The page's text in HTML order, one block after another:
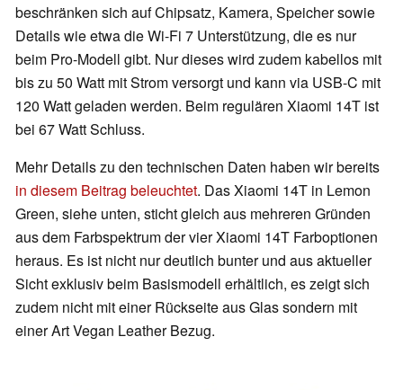
beschränken sich auf Chipsatz, Kamera, Speicher sowie
Details wie etwa die Wi-Fi 7 Unterstützung, die es nur
beim Pro-Modell gibt. Nur dieses wird zudem kabellos mit
bis zu 50 Watt mit Strom versorgt und kann via USB-C mit
120 Watt geladen werden. Beim regulären Xiaomi 14T ist
bei 67 Watt Schluss.
Mehr Details zu den technischen Daten haben wir bereits
in diesem Beitrag beleuchtet. Das Xiaomi 14T in Lemon
Green, siehe unten, sticht gleich aus mehreren Gründen
aus dem Farbspektrum der vier Xiaomi 14T Farboptionen
heraus. Es ist nicht nur deutlich bunter und aus aktueller
Sicht exklusiv beim Basismodell erhältlich, es zeigt sich
zudem nicht mit einer Rückseite aus Glas sondern mit
einer Art Vegan Leather Bezug.